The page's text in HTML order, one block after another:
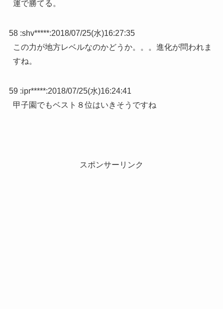
運で勝てる。
58 :shv*****:2018/07/25(水)16:27:35
この力が地方レベルなのかどうか。。。進化が問われま
すね。
59 :ipr*****:2018/07/25(水)16:24:41
甲子園でもベスト８位はいきそうですね
スポンサーリンク